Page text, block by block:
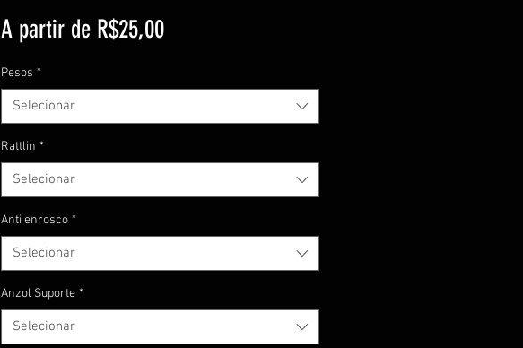
A partir de R$25,00Preço
Pesos *
Selecionar
Rattlin *
Selecionar
Anti enrosco *
Selecionar
Anzol Suporte *
Selecionar